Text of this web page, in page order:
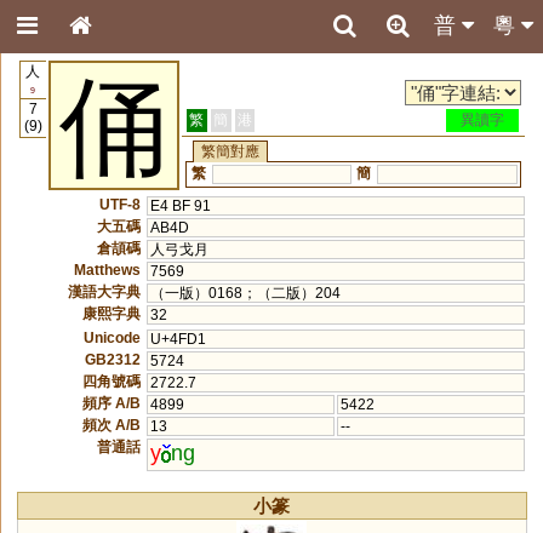
粵
普
人
9
7
(9)
俑 繁 簡 港
異讀字
繁簡對應
繁
簡
UTF-8
E4 BF 91
大五碼 AB4D
倉頡碼
人弓戈月
Matthews
7569
漢語大字典
（一版）0168；（二版）204
康熙字典 32
Unicode
U+4FD1
GB2312
5724
四角號碼 2722.7
頻序 A/B
4899
5422
頻次 A/B
13
--
普通話 y ng
小篆